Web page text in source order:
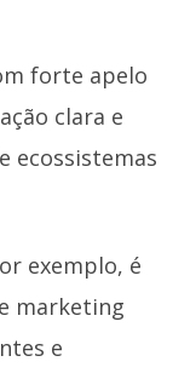
forte apelo
clara e
ecossistemas
exemplo, é
marketing
e